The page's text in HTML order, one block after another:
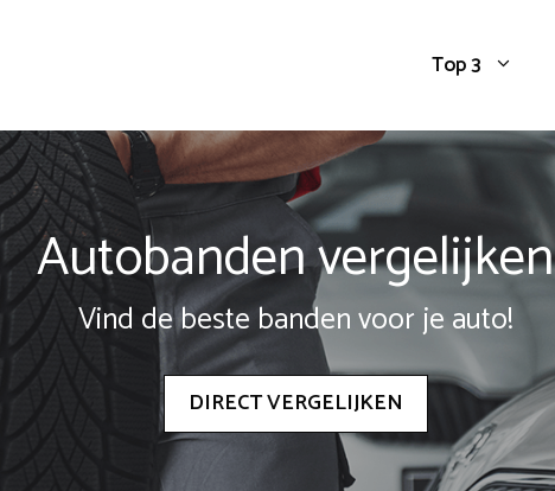
Top 3
Autobanden vergelijken
Vind de beste banden voor je auto!
DIRECT VERGELIJKEN